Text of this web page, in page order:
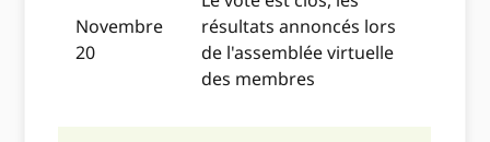
Novembre
20
résultats annoncés lors
de l'assemblée virtuelle
des membres